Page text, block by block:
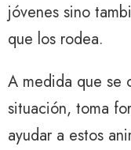
jóvenes sino
que los rodea.
A medida que se
situación, toma
ayudar a estos